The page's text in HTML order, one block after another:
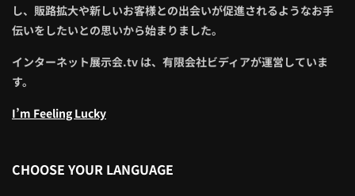
し、販路拡大や新しいお客様との出会いが促進されるようなお手
伝いをしたいとの思いから始まりました。
インターネット展示会.tv は、有限会社ビディアが運営していま
す。
I’m Feeling Lucky
CHOOSE YOUR LANGUAGE